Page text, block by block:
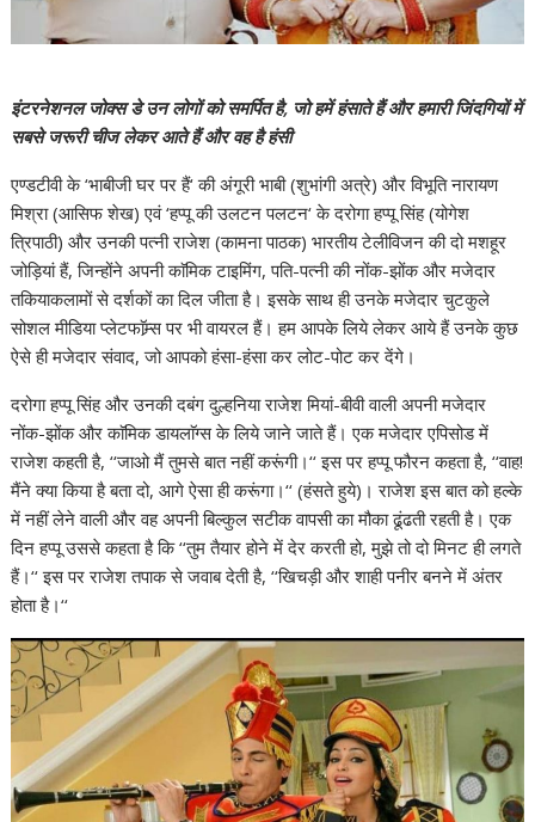
इंटरनेशनल जोक्स डे उन लोगों को समर्पित है, जो हमें हंसाते हैं और हमारी जिंदगियों में
सबसे जरूरी चीज लेकर आते हैं और वह है हंसी
एण्डटीवी के ‘भाबीजी घर पर हैं‘ की अंगूरी भाबी (शुभांगी अत्रे) और विभूति नारायण
मिश्रा (आसिफ शेख) एवं ‘हप्पू की उलटन पलटन‘ के दरोगा हप्पू सिंह (योगेश
त्रिपाठी) और उनकी पत्नी राजेश (कामना पाठक) भारतीय टेलीविजन की दो मशहूर
जोड़ियां हैं, जिन्होंने अपनी काॅमिक टाइमिंग, पति-पत्नी की नोंक-झोंक और मजेदार
तकियाकलामों से दर्शकों का दिल जीता है। इसके साथ ही उनके मजेदार चुटकुले
सोशल मीडिया प्लेटफाॅम्र्स पर भी वायरल हैं। हम आपके लिये लेकर आये हैं उनके कुछ
ऐसे ही मजेदार संवाद, जो आपको हंसा-हंसा कर लोट-पोट कर देंगे।
दरोगा हप्पू सिंह और उनकी दबंग दुल्हनिया राजेश मियां-बीवी वाली अपनी मजेदार
नोंक-झोंक और काॅमिक डायलाॅग्स के लिये जाने जाते हैं। एक मजेदार एपिसोड में
राजेश कहती है, ‘‘जाओ मैं तुमसे बात नहीं करूंगी।‘‘ इस पर हप्पू फौरन कहता है, ‘‘वाह!
मैंने क्या किया है बता दो, आगे ऐसा ही करूंगा।‘‘ (हंसते हुये)। राजेश इस बात को हल्के
में नहीं लेने वाली और वह अपनी बिल्कुल सटीक वापसी का मौका ढूंढती रहती है। एक
दिन हप्पू उससे कहता है कि ‘‘तुम तैयार होने में देर करती हो, मुझे तो दो मिनट ही लगते
हैं।‘‘ इस पर राजेश तपाक से जवाब देती है, ‘‘खिचड़ी और शाही पनीर बनने में अंतर
होता है।‘‘